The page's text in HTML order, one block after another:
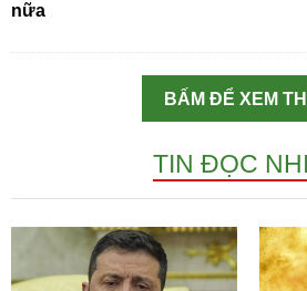
nữa
BẤM ĐỂ XEM
TIN ĐỌC